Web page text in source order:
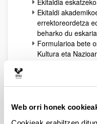
Web orri honek
Ekitaldia
Ekitaldi
errektoreordetza
beharko du
Formularioa bete
Kultura eta
eskatzaileak
espazioaren